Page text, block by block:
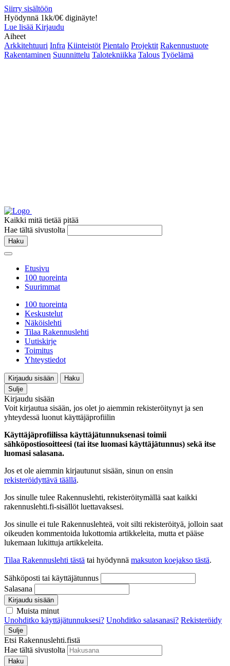
Siirry sisältöön
Hyödynnä 1kk/0€ diginäyte!
Lue lisää Kirjaudu
Aiheet
Arkkitehtuuri Infra Kiinteistöt Pientalo Projektit Rakennustuote
Rakentaminen Suunnittelu Talotekniikka Talous Työelämä
Kaikki mitä tietää pitää
Hae tältä sivustolta
Haku
Etusivu
100 tuoreinta
Suurimmat
100 tuoreinta
Keskustelut
Näköislehti
Tilaa Rakennuslehti
Uutiskirje
Toimitus
Yhteystiedot
Kirjaudu sisään
Haku
Sulje
Kirjaudu sisään
Voit kirjautua sisään, jos olet jo aiemmin rekisteröitynyt ja sen
yhteydessä luonut käyttäjäprofiilin
Käyttäjäprofiilissa käyttäjätunnuksenasi toimii
sähköpostiosoitteesi (tai itse luomasi käyttäjätunnus) sekä itse
luomasi salasana.
Jos et ole aiemmin kirjautunut sisään, sinun on ensin
rekisteröidyttävä täällä.
Jos sinulle tulee Rakennuslehti, rekisteröitymällä saat kaikki
rakennuslehti.fi-sisällöt luettavaksesi.
Jos sinulle ei tule Rakennuslehteä, voit silti rekisteröityä, jolloin saat
oikeuden kommentoida lukottomia artikkeleita, mutta et pääse
lukemaan lukittuja artikkeleita.
Tilaa Rakennuslehti tästä tai hyödynnä maksuton koejakso tästä.
Sähköposti tai käyttäjätunnus
Salasana
Kirjaudu sisään
Muista minut
Unohditko käyttäjätunnuksesi? Unohditko salasanasi? Rekisteröidy
Sulje
Etsi Rakennuslehti.fistä
Hae tältä sivustolta
Haku